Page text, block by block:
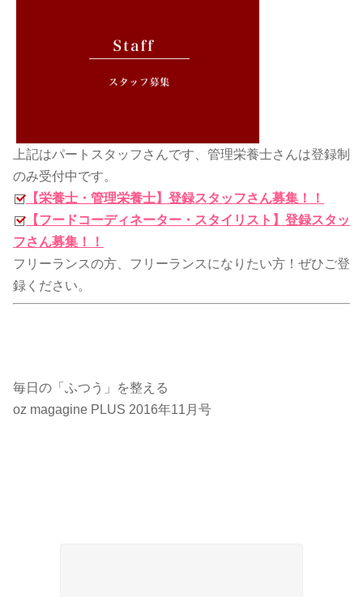
上記はパートスタッフさんです、管理栄養士さんは登録制
のみ受付中です。
【栄養士・管理栄養士】登録スタッフさん募集！！
【フードコーディネーター・スタイリスト】登録スタッ
フさん募集！！
フリーランスの方、フリーランスになりたい方！ぜひご登
録ください。
毎日の「ふつう」を整える
oz magagine PLUS 2016年11月号